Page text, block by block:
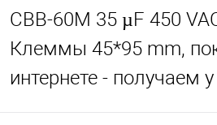
CBB-60M 35 µF 450
Клеммы 45*95 mm,
интернете - получаем